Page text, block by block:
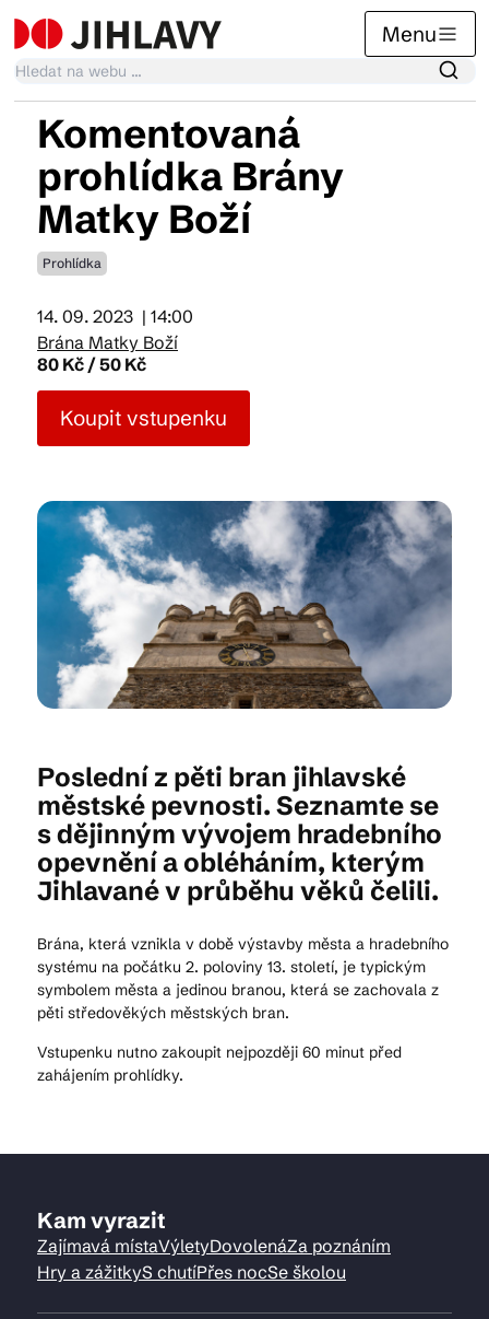
Menu
Kalendář akcí
Tradiční akce
Články
Suvenýry
Kam vyrazit
CS EN DE
© 2026 Brána Jihlavy
Komentovaná
prohlídka Brány
Matky Boží
Prohlídka
14. 09. 2023 | 14:00
Brána Matky Boží
80 Kč / 50 Kč
Koupit vstupenku
Poslední z pěti bran jihlavské
městské pevnosti. Seznamte se
s dějinným vývojem hradebního
opevnění a obléháním, kterým
Jihlavané v průběhu věků čelili.
Brána, která vznikla v době výstavby města a hradebního
systému na počátku 2. poloviny 13. století, je typickým
symbolem města a jedinou branou, která se zachovala z
pěti středověkých městských bran.
Vstupenku nutno zakoupit nejpozději 60 minut před
zahájením prohlídky.
Kam vyrazit
Zajímavá místaVýletyDovolenáZa poznáním
Hry a zážitkyS chutíPřes nocSe školou